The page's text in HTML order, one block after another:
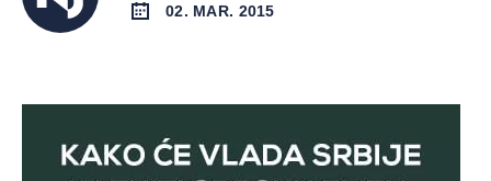
02. MAR. 2015